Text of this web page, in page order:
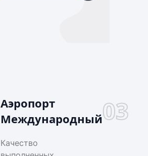
Аэропорт
Международный03
Качество